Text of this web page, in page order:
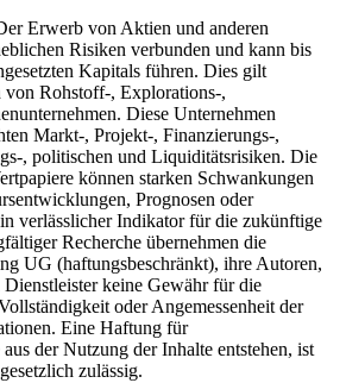
Erwerb von Aktien und anderen
Risiken verbunden und kann bis
Kapitals führen. Dies gilt
von Rohstoff-, Explorations-,
Diese Unternehmen
Markt-, Projekt-, Finanzierungs-,
, politischen und Liquiditätsrisiken. Die
können starken Schwankungen
Prognosen oder
verlässlicher Indikator für die zukünftige
Recherche übernehmen die
UG (haftungsbeschränkt), ihre Autoren,
keine Gewähr für die
oder Angemessenheit der
Eine Haftung für
der Nutzung der Inhalte entstehen, ist
zulässig.